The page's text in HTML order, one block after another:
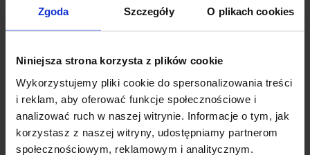
Zgoda Szczegóły O plikach cookies
Niniejsza strona korzysta z plików cookie
Wykorzystujemy pliki cookie do spersonalizowania treści
i reklam, aby oferować funkcje społecznościowe i
analizować ruch w naszej witrynie. Informacje o tym, jak
korzystasz z naszej witryny, udostępniamy partnerom
społecznościowym, reklamowym i analitycznym.
Bagażnik dachowy stopy AMC 5414 i belki
aluminiowe Aero AE49